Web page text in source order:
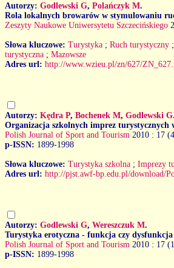
Autorzy: Godlewski G, Polańczyk M.
Rola lokalnych browarów w stymulowaniu
Zeszyty Naukowe Uniwersytetu Szczecińskiego
Słowa kluczowe: Turystyka ; Ruch turystyczny ;
turystyczna ; Mazowsze
Adres url: http://www.wzieu.pl/zn/627/
Autorzy: Kędra P, Bochenek M, Godlewski G.
Organizacja szkolnych imprez
Polish Journal of Sport and Tourism 2010 : 17
p-ISSN: 1899-1998
Słowa kluczowe: Turystyka szkolna ; Imprezy
Adres url: http://pjst.awf-bp.edu.pl/download/
Autorzy: Godlewski G, Wereszczuk M.
Turystyka erotyczna - funkcja czy dysfunkcja
Polish Journal of Sport and Tourism 2010 : 17
p-ISSN: 1899-1998